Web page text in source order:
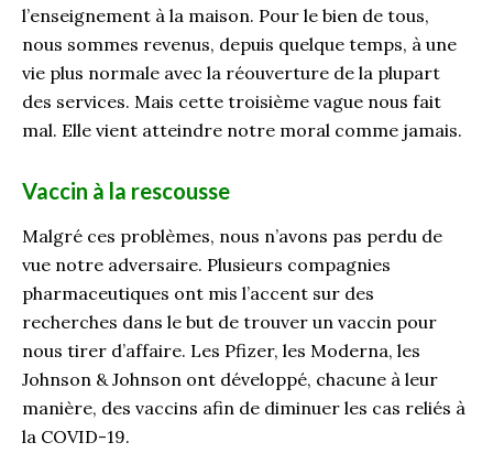
l’enseignement à la maison. Pour le bien de tous,
nous sommes revenus, depuis quelque temps, à une
vie plus normale avec la réouverture de la plupart
des services. Mais cette troisième vague nous fait
mal. Elle vient atteindre notre moral comme jamais.
Vaccin à la rescousse
Malgré ces problèmes, nous n’avons pas perdu de
vue notre adversaire. Plusieurs compagnies
pharmaceutiques ont mis l’accent sur des
recherches dans le but de trouver un vaccin pour
nous tirer d’affaire. Les Pfizer, les Moderna, les
Johnson & Johnson ont développé, chacune à leur
manière, des vaccins afin de diminuer les cas reliés à
la COVID-19.